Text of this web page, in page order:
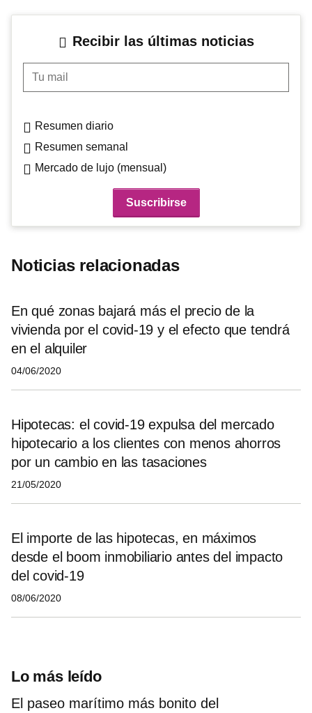
Recibir las últimas noticias
Tu mail
Resumen diario
Resumen semanal
Mercado de lujo (mensual)
Noticias relacionadas
En qué zonas bajará más el precio de la
vivienda por el covid-19 y el efecto que tendrá
en el alquiler
04/06/2020
Hipotecas: el covid-19 expulsa del mercado
hipotecario a los clientes con menos ahorros
por un cambio en las tasaciones
21/05/2020
El importe de las hipotecas, en máximos
desde el boom inmobiliario antes del impacto
del covid-19
08/06/2020
Lo más leído
El paseo marítimo más bonito del